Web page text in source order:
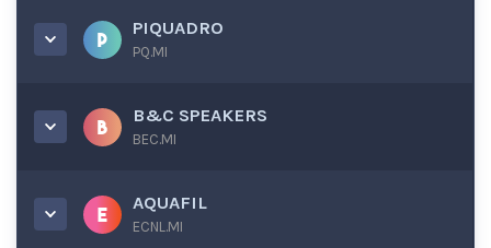
PIQUADRO
PQ.MI
B&C SPEAKERS
BEC.MI
AQUAFIL
ECNL.MI